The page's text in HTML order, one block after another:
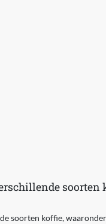
soorten
soorten koffie,